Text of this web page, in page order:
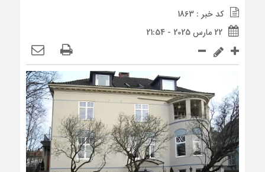
کد خبر : 1863
22 مارس 2025 - 21:54